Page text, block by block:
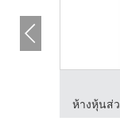
ห้างหุ้นส่